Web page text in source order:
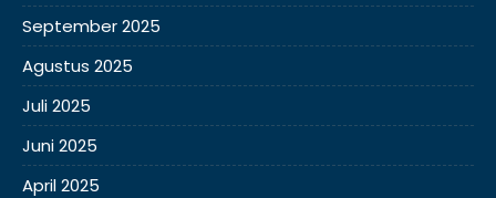
September 2025
Agustus 2025
Juli 2025
Juni 2025
April 2025